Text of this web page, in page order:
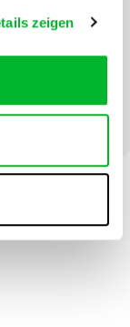
zeigen